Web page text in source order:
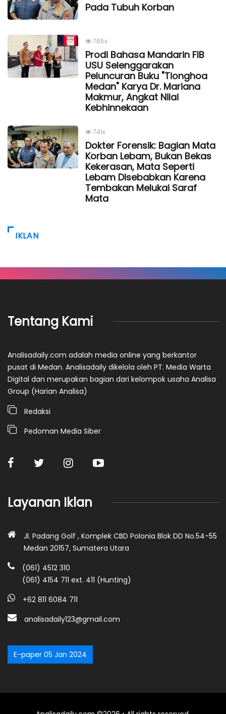
Pada Tubuh Korban
765x
Prodi Bahasa Mandarin FIB
USU Selenggarakan
Peluncuran Buku "Tionghoa
Medan" Karya Dr. Mariana
Makmur, Angkat Nilai
Kebhinnekaan
741x
Dokter Forensik: Bagian Mata
Korban Lebam, Bukan Bekas
Kekerasan, Mata Seperti
Lebam Disebabkan Karena
Tembakan Melukai Saraf
Mata
IKLAN
Tentang Kami
Analisadaily.com adalah media online yang berkantor
pusat di Medan. Analisadaily dikelola oleh PT. Media Warta
Digital dan merupakan bagian dari kelompok usaha Analisa
Group (Harian Analisa)
Redaksi
Pedoman Media Siber
Layanan Iklan
Jl. Padang Golf , Komplek CBD Polonia Blok DD No.54-55
Medan 20157, Sumatera Utara
(061) 4512 310
(061) 4154 711 ext. 411 (Hunting)
+62 811 6084 711
analisadaily123@gmail.com
E-paper 05 Jan 2024